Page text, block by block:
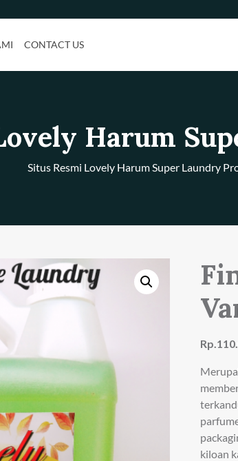
CONTACT US
Harum
Situs Resmi Lovely Harum Super Laundry
kiloan